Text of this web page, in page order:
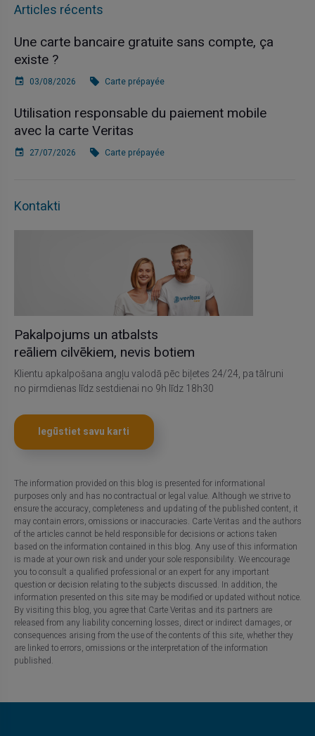
Articles récents
Une carte bancaire gratuite sans compte, ça
existe ?
03/08/2026 Carte prépayée
Utilisation responsable du paiement mobile
avec la carte Veritas
27/07/2026 Carte prépayée
Kontakti
Pakalpojums un atbalsts
reāliem cilvēkiem, nevis botiem
Klientu apkalpošana angļu valodā pēc biļetes 24/24, pa tālruni
no pirmdienas līdz sestdienai no 9h līdz 18h30
Iegūstiet savu karti
The information provided on this blog is presented for informational
purposes only and has no contractual or legal value. Although we strive to
ensure the accuracy, completeness and updating of the published content, it
may contain errors, omissions or inaccuracies. Carte Veritas and the authors
of the articles cannot be held responsible for decisions or actions taken
based on the information contained in this blog. Any use of this information
is made at your own risk and under your sole responsibility. We encourage
you to consult a qualified professional or an expert for any important
question or decision relating to the subjects discussed. In addition, the
information presented on this site may be modified or updated without notice.
By visiting this blog, you agree that Carte Veritas and its partners are
released from any liability concerning losses, direct or indirect damages, or
consequences arising from the use of the contents of this site, whether they
are linked to errors, omissions or the interpretation of the information
published.